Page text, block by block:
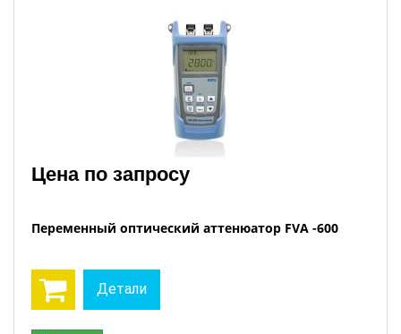
Цена по запросу
Переменный оптический аттенюатор FVA -600
Детали